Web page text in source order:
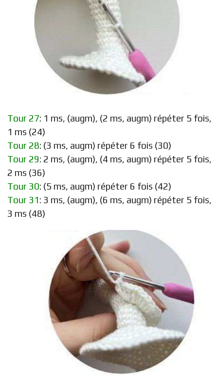
Tour 27: 1 ms, (augm), (2 ms, augm) répéter 5 fois,
1 ms (24)
Tour 28: (3 ms, augm) répéter 6 fois (30)
Tour 29: 2 ms, (augm), (4 ms, augm) répéter 5 fois,
2 ms (36)
Tour 30: (5 ms, augm) répéter 6 fois (42)
Tour 31: 3 ms, (augm), (6 ms, augm) répéter 5 fois,
3 ms (48)